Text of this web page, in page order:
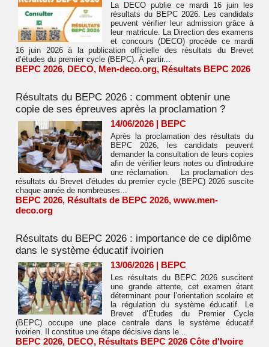
La DECO publie ce mardi 16 juin les
résultats du BEPC 2026. Les candidats
peuvent vérifier leur admission grâce à
leur matricule. La Direction des examens
et concours (DECO) procède ce mardi
16 juin 2026 à la publication officielle des résultats du Brevet
d’études du premier cycle (BEPC). À partir...
BEPC 2026, DECO, Men-deco.org, Résultats BEPC 2026
Résultats du BEPC 2026 : comment obtenir une
copie de ses épreuves après la proclamation ?
14/06/2026 | BEPC
Après la proclamation des résultats du
BEPC 2026, les candidats peuvent
demander la consultation de leurs copies
afin de vérifier leurs notes ou d'introduire
une réclamation. La proclamation des
résultats du Brevet d'études du premier cycle (BEPC) 2026 suscite
chaque année de nombreuses...
BEPC 2026, Résultats de BEPC 2026, www.men-
deco.org
Résultats du BEPC 2026 : importance de ce diplôme
dans le système éducatif ivoirien
13/06/2026 | BEPC
Les résultats du BEPC 2026 suscitent
une grande attente, cet examen étant
déterminant pour l’orientation scolaire et
la régulation du système éducatif. Le
Brevet d’Études du Premier Cycle
(BEPC) occupe une place centrale dans le système éducatif
ivoirien. Il constitue une étape décisive dans le...
BEPC 2026, DECO, Résultats BEPC 2026 Côte d'Ivoire